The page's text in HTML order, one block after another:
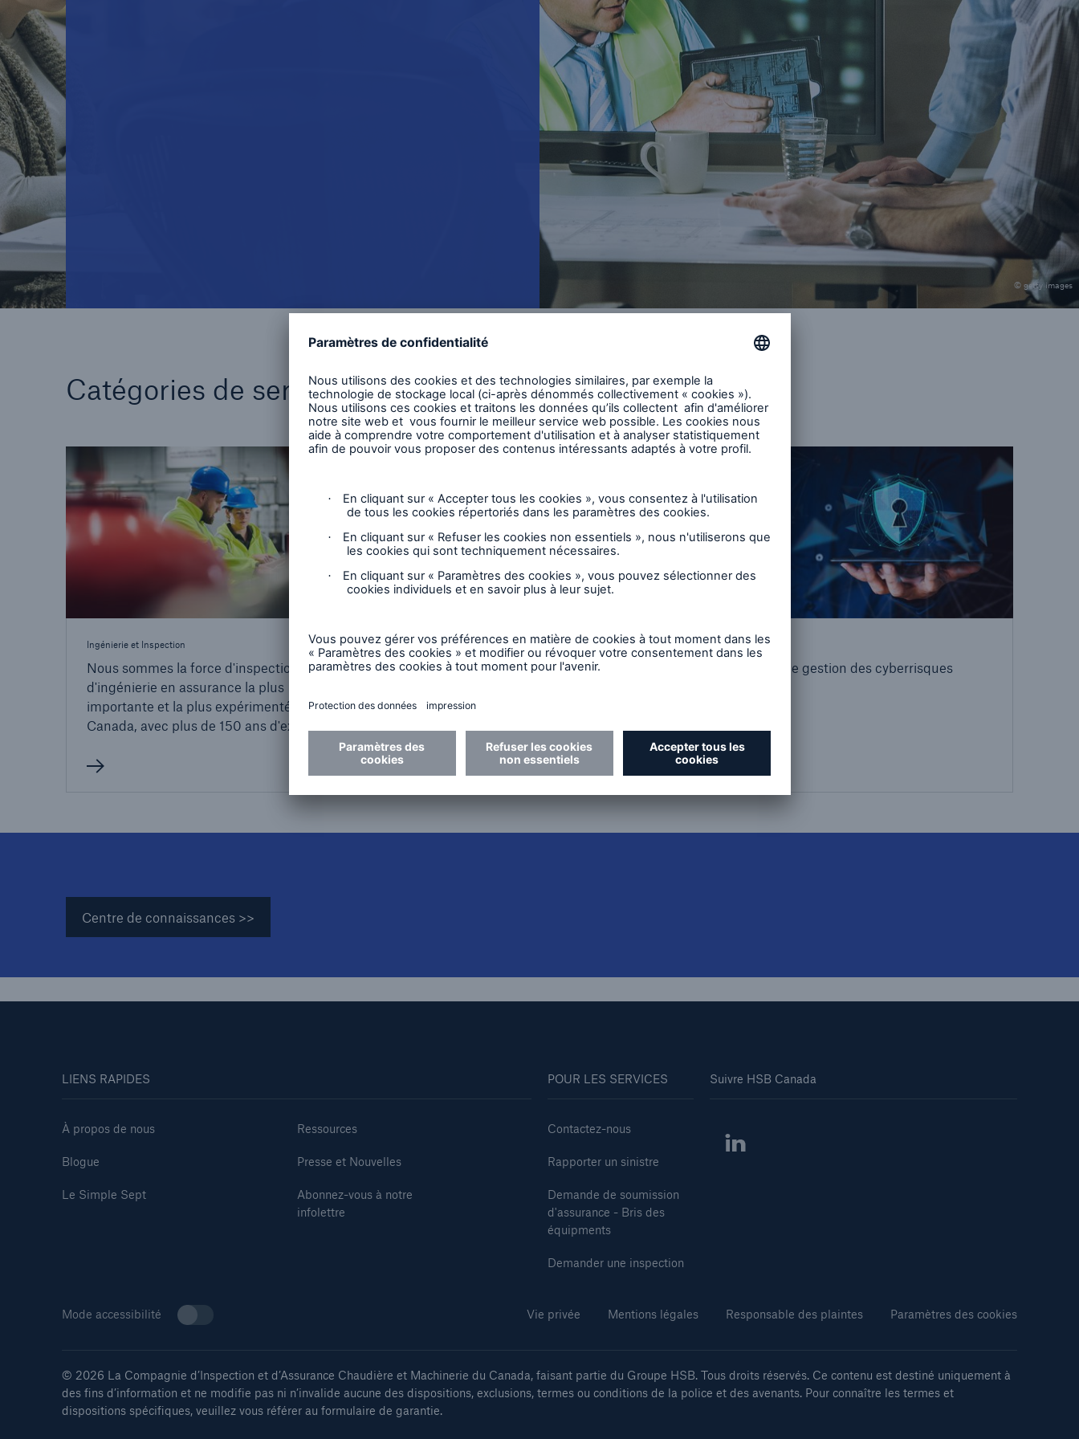
© getty images
Catégories de services
Ingénierie et Inspection
Nous sommes la force d'inspection et
d'ingénierie en assurance la plus
importante et la plus expérimentée au
Canada, avec plus de 150 ans d'expérience.
Service des sinistres
Vous avez eu un bris d‘équipement? Nos
techniques vous aideront afin que vos
Services
Services de gestion des cyberrisques
Centre de connaissances >>
LIENS RAPIDES
À propos de nous
Blogue
Le Simple Sept
Ressources
Presse et Nouvelles
Abonnez-vous à notre
infolettre
POUR LES SERVICES
Contactez-nous
Rapporter un sinistre
Demande de soumission
d'assurance - Bris des
équipments
Demander une inspection
Suivre HSB Canada
Vie privée Mentions légales Responsable des plaintes Paramètres des cookies
Mode accessibilité
© 2026 La Compagnie d’Inspection et d’Assurance Chaudière et Machinerie du Canada, faisant partie du Groupe HSB. Tous droits réservés. Ce contenu est destiné uniquement à
des fins d’information et ne modifie pas ni n’invalide aucune des dispositions, exclusions, termes ou conditions de la police et des avenants. Pour connaître les termes et
dispositions spécifiques, veuillez vous référer au formulaire de garantie.